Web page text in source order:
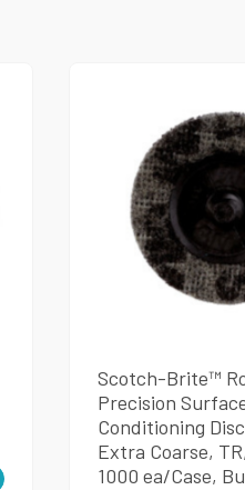
Scotch-Brite™
Precision
Conditioning
Extra Coarse,
1000 ea/Case,